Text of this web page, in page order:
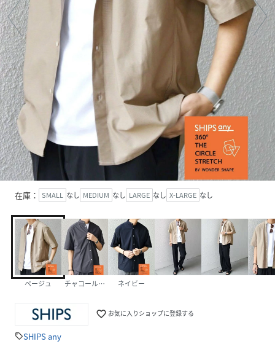
在庫： SMALL なし MEDIUM なし LARGE なし X-LARGE なし
ベージュ チャコールグレー ネイビー
favorite_border お気に入りショップに登録する
sellSHIPS any